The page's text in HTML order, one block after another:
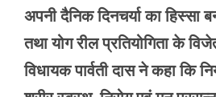
अपनी दैनिक दिनचर्या का हिस्सा
तथा योग रील प्रतियोगिता के
विधायक पार्वती दास ने कहा कि